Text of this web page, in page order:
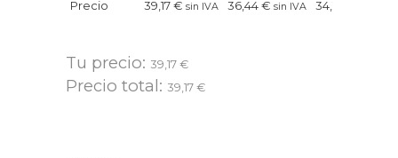
Precio
39,17€ sin IVA 36,44€ sin IVA 34,16
Tu precio: 39,17 €
Precio total: 39,17 €